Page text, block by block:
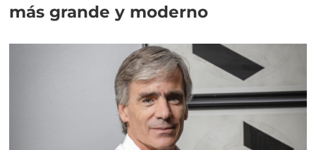
más grande y moderno